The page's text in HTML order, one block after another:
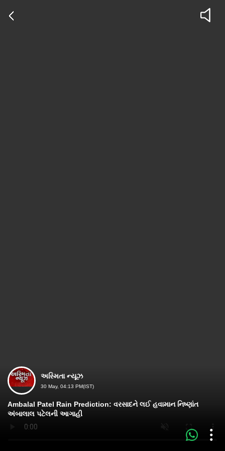
અસ્મિતા ન્યૂઝ
30 May, 04:13 PM(IST)
Ambalal Patel Rain Prediction: વરસાદને લઈ હવામાન નિષ્ણાંત
અંબાલાલ પટેલની આગાહી